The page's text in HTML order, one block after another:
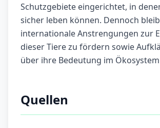
Schutzgebiete eingerichtet, in
sicher leben können. Dennoch
internationale Anstrengungen zur
dieser Tiere zu fördern sowie
über ihre Bedeutung im
Quellen